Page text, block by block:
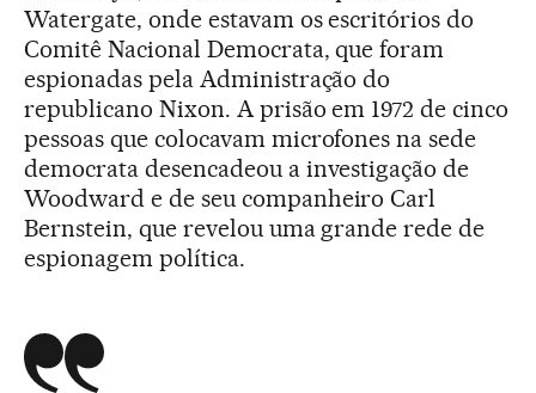
Watergate, onde estavam os escritórios do
Comitê Nacional Democrata, que foram
espionadas pela Administração do
republicano Nixon. A prisão em 1972 de cinco
pessoas que colocavam microfones na sede
democrata desencadeou a investigação de
Woodward e de seu companheiro Carl
Bernstein, que revelou uma grande rede de
espionagem política.